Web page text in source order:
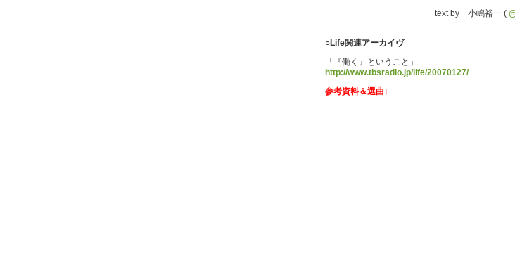
text by 小嶋裕一 (
○Life関連アーカイヴ
「『働く』ということ」
http://www.tbsradio.jp/life/20070127/
参考資料＆選曲↓